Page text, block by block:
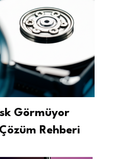
Görmüyor
Rehberi